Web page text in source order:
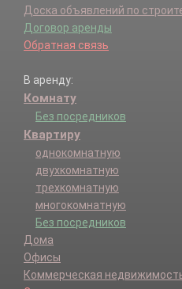
Доска объявлений по
Договор аренды
Обратная связь
В аренду:
Комнату
Без посредников
Квартиру
однокомнатную
двухкомнатную
трехкомнатную
многокомнатную
Без посредников
Дома
Офисы
Коммерческая